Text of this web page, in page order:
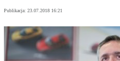
Publikacja: 23.07.2018 16:21